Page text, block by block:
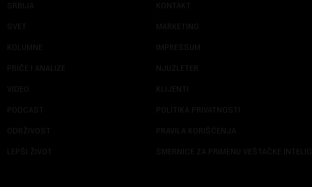
SRBIJA
SVET
KOLUMNE
PRIČE I ANALIZE
VIDEO
PODCAST
ODRŽIVOST
LEPŠI ŽIVOT
KONTAKT
MARKETING
IMPRESSUM
NJUZLETER
KLIJENTI
POLITIKA PRIVATNOSTI
PRAVILA KORIŠĆENJA
SMERNICE ZA PRIMENU VEŠTAČKE